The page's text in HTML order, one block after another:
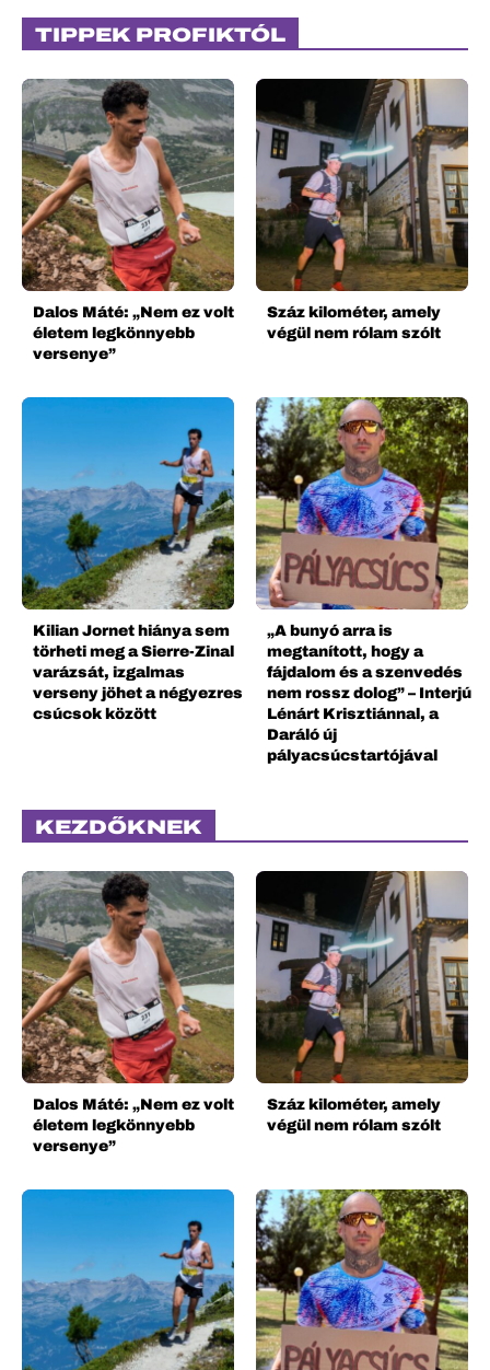
TIPPEK PROFIKTÓL
Dalos Máté: „Nem ez volt
életem legkönnyebb
versenye”
Száz kilométer, amely
végül nem rólam szólt
Kilian Jornet hiánya sem
törheti meg a Sierre-Zinal
varázsát, izgalmas
verseny jöhet a négyezres
csúcsok között
„A bunyó arra is
megtanított, hogy a
fájdalom és a szenvedés
nem rossz dolog” – Interjú
Lénárt Krisztiánnal, a
Daráló új
pályacsúcstartójával
KEZDŐKNEK
Dalos Máté: „Nem ez volt
életem legkönnyebb
versenye”
Száz kilométer, amely
végül nem rólam szólt